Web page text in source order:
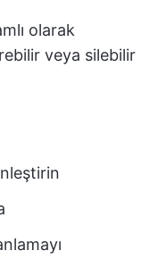
olarak
veya silebilir